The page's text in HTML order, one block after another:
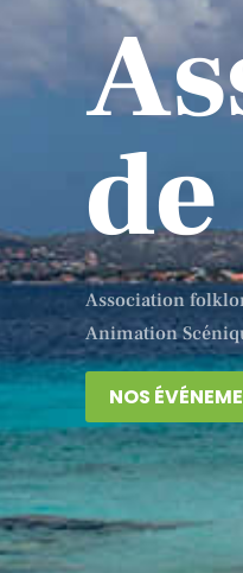
Association
Animation
NOS